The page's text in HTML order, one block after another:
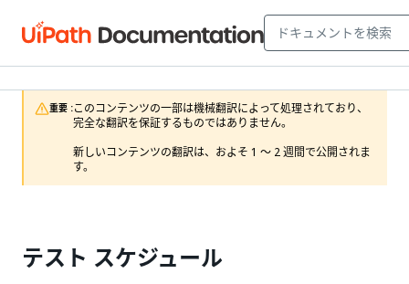
重要 :このコンテンツの一部は機械翻訳によって処理されており、
完全な翻訳を保証するものではありません。
新しいコンテンツの翻訳は、およそ 1 ～ 2 週間で公開されま
す。
テスト スケジュール